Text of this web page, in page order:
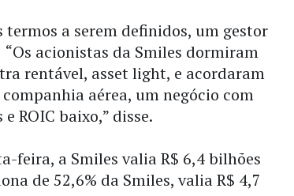
a serem definidos, um gestor
acionistas da Smiles dormiram
rentável, asset light, e acordaram
aérea, um negócio com
ROIC baixo,” disse.
feira, a Smiles valia R$ 6,4 bilhões
de 52,6% da Smiles, valia R$ 4,7